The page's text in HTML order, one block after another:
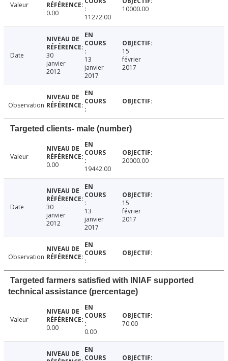
Valeur
0.00
11272.00
10000.00
Date
30
janvier
2012
13
janvier
2017
15
février
2017
Observation
Targeted clients- male (number)
Valeur
0.00
19442.00
20000.00
Date
30
janvier
2012
13
janvier
2017
15
février
2017
Observation
Targeted farmers satisfied with INIAF supported
technical assistance (percentage)
Valeur
0.00
0.00
70.00